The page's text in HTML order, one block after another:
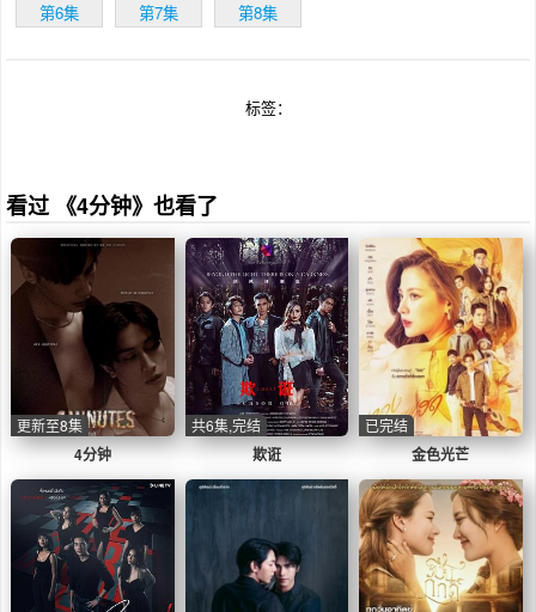
第6集
第7集 第8集
标签：
看过 《4分钟》也看了
4分钟
更新至8集
欺诳
共6集,完结
金色光芒
已完结